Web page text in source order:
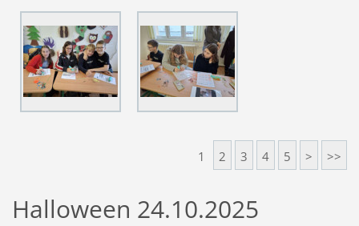
1 2 3 4 5 > >>
Halloween 24.10.2025